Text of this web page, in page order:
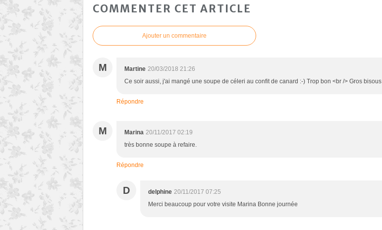
COMMENTER CET ARTICLE
Ajouter un commentaire
M Martine 20/03/2018 21:26
Ce soir aussi, j'ai mangé une soupe de céleri au confit de canard :-) Trop bon <br /> Gros bisous
Répondre
M Marina 20/11/2017 02:19
très bonne soupe à refaire.
Répondre
D delphine 20/11/2017 07:25
Merci beaucoup pour votre visite Marina Bonne journée